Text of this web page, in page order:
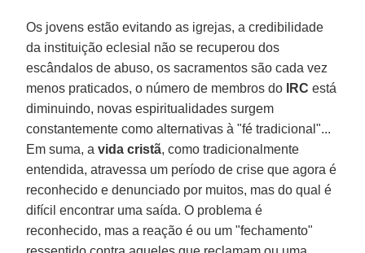
Os jovens estão evitando as igrejas, a credibilidade
da instituição eclesial não se recuperou dos
escândalos de abuso, os sacramentos são cada vez
menos praticados, o número de membros do
IRC está
diminuindo, novas espiritualidades surgem
constantemente como alternativas à "fé tradicional"...
Em suma, avida cristã, como tradicionalmente
entendida, atravessa um período de crise que agora é
reconhecido e denunciado por muitos, mas do qual é
difícil encontrar uma saída. O problema é
reconhecido, mas a reação é ou um "fechamento"